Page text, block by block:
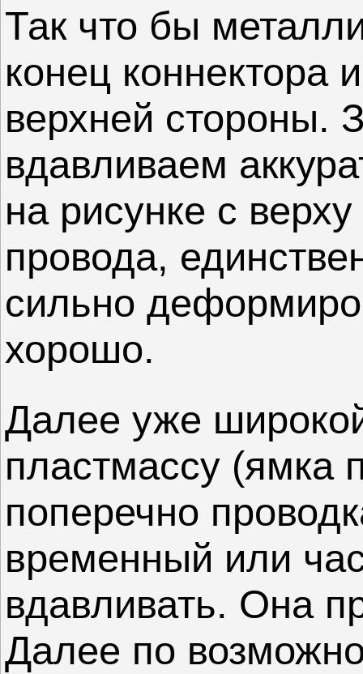
Так что бы
конец коннектора
верхней стороны.
вдавливаем
на рисунке с
провода,
сильно
хорошо.
Далее уже
пластмассу (ямка
поперечно
временный или
вдавливать. Она
Далее по